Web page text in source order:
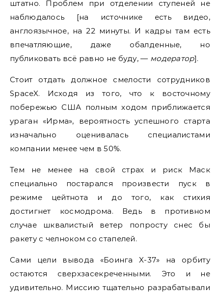
штатно. Проблем при отделении ступеней не
наблюдалось [на источнике есть видео,
англоязычное, на 22 минуты. И кадры там есть
впечатляющие, даже обалденные, но
публиковать всё равно не буду, — модератор].
Стоит отдать должное смелости сотрудников
SpaceX. Исходя из того, что к восточному
побережью США полным ходом приближается
ураган «Ирма», вероятность успешного старта
изначально оценивалась специалистами
компании менее чем в 50%.
Тем не менее на свой страх и риск Маск
специально постарался произвести пуск в
режиме цейтнота и до того, как стихия
достигнет космодрома. Ведь в противном
случае шквалистый ветер попросту снес бы
ракету с челноком со стапелей.
Сами цели вывода «Боинга X-37» на орбиту
остаются сверхзасекреченными. Это и не
удивительно. Миссию тщательно разрабатывали